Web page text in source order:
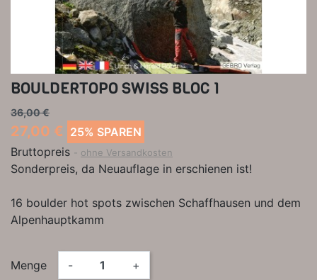
BOULDERTOPO SWISS BLOC 1
36,00 €
27,00 € 25% SPAREN
Bruttopreis
ohne Versandkosten
Sonderpreis, da Neuauflage in erschienen ist!
16 boulder hot spots zwischen Schaffhausen und dem
Alpenhauptkamm
Menge - +